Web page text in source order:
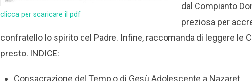
clicca per scaricare il pdf
dal Compianto
preziosa per
confratello lo spirito del Padre. Infine, raccomanda di leggere le
presto. INDICE:
Consacrazione del Tempio di Gesù Adolescente a Nazaret